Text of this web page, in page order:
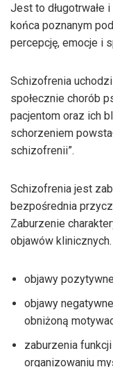
Jest to długotrwałe
końca poznanym
percepcję, emocje i
Schizofrenia
społecznie chorób
pacjentom oraz ich
schorzeniem
schizofrenii”.
Schizofrenia jest
bezpośrednia
Zaburzenie
objawów
objawy
objawy
obniżoną
zaburzenia
organizowaniu